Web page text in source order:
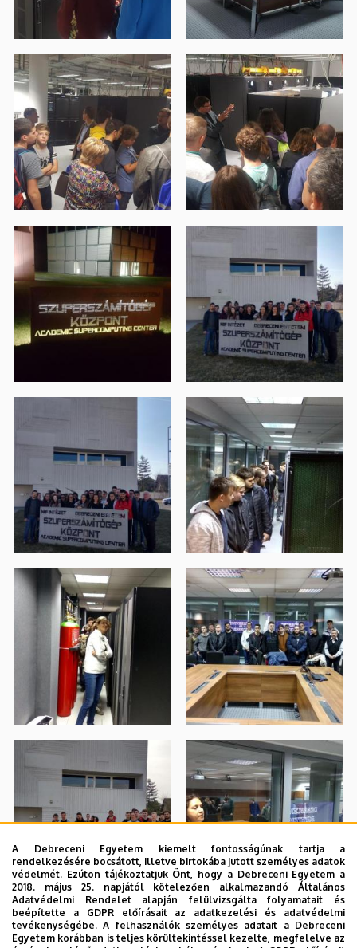
A Debreceni Egyetem kiemelt fontosságúnak tartja a
rendelkezésére bocsátott, illetve birtokába jutott személyes adatok
védelmét. Ezúton tájékoztatjuk Önt, hogy a Debreceni Egyetem a
2018. május 25. napjától kötelezően alkalmazandó Általános
Adatvédelmi Rendelet alapján felülvizsgálta folyamatait és
beépítette a GDPR előírásait az adatkezelési és adatvédelmi
tevékenységébe. A felhasználók személyes adatait a Debreceni
Egyetem korábban is teljes körültekintéssel kezelte, megfelelve az